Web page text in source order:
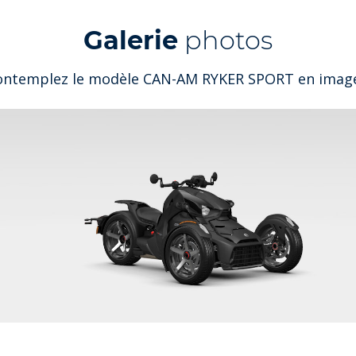
Galerie photos
le modèle CAN-AM RYKER SPORT en